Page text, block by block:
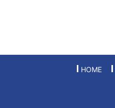
HOME